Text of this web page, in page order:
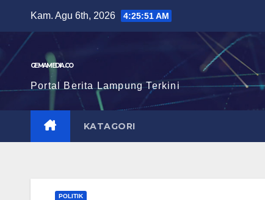
content
Kam. Agu 6th, 2026 4:25:52 AM
GEMAMEDIA.CO
Portal Berita Lampung Terkini
KATAGORI
POLITIK